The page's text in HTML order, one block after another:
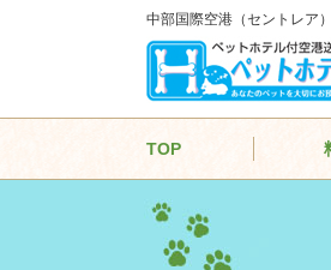
中部国際空港（セントレア
TOP